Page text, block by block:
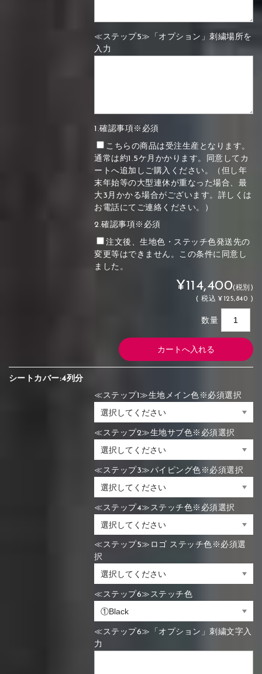
≪ステップ5≫「オプション」刺繍場所を
入力
1.確認事項※必須
こちらの商品は受注生産となります。
通常は約1.5ケ月かかります。同意してカ
ートへ追加しご購入ください。（但し年
末年始等の大型連休が重なった場合、最
大3月かかる場合がございます。詳しくは
お電話にてご連絡ください。）
2.確認事項※必須
注文後、生地色・ステッチ色発送先の
変更等はできません。この条件に同意し
ました。
¥114,400(税別)
(税込 ¥125,840 )
数量
シートカバー:4列分
≪ステップ1≫生地メイン色※必須選択
≪ステップ2≫生地サブ色※必須選択
≪ステップ3≫パイピング色※必須選択
≪ステップ4≫ステッチ色※必須選択
≪ステップ5≫ロゴ ステッチ色※必須選
択
≪ステップ6≫ステッチ色
≪ステップ6≫「オプション」刺繍文字入
力